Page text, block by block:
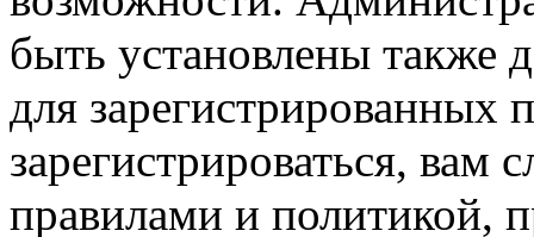
быть установлены также
для зарегистрированных
зарегистрироваться, вам
правилами и политикой,